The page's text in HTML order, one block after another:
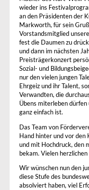
wieder ins
an den Präsidenten der
Markworth, für sein
Vorstandsmitglied
fest die Daumen zu
und dann im nächsten
Preisträgerkonzert
Sozial- und
nur den vielen jungen
Ehrgeiz und ihr Talent,
Verwandten, die
Übens miterleben
ganz einfach ist.
Das Team von
Hand hinter und vor den
und mit Hochdruck, den
bekam. Vielen
Wir wünschen nun den
diese Stufe des
absolviert haben, viel